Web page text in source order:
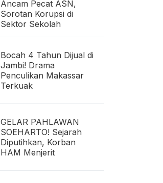
Ancam Pecat ASN,
Sorotan Korupsi di
Sektor Sekolah
Bocah 4 Tahun Dijual di
Jambi! Drama
Penculikan Makassar
Terkuak
GELAR PAHLAWAN
SOEHARTO! Sejarah
Diputihkan, Korban
HAM Menjerit